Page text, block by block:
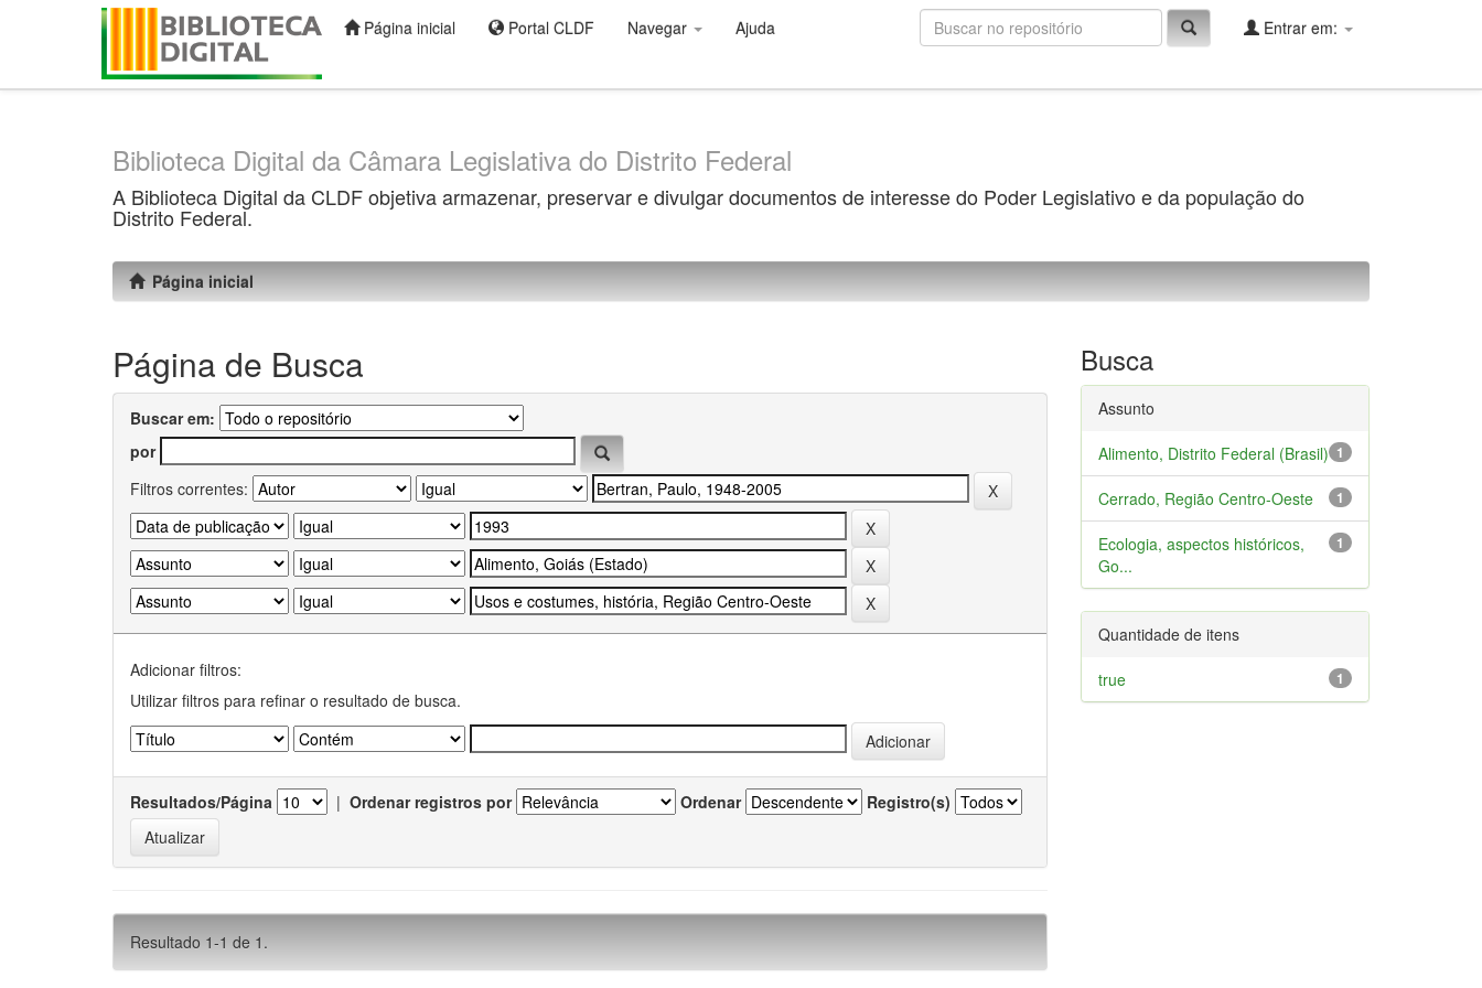
Página inicial Portal CLDF Navegar Ajuda Entrar em:
Biblioteca Digital da Câmara Legislativa do Distrito Federal
A Biblioteca Digital da CLDF objetiva armazenar, preservar e divulgar documentos de interesse do Poder Legislativo e da população do
Distrito Federal.
Página inicial
Página de Busca
Buscar em:
por
Filtros correntes:
Adicionar filtros:
Utilizar filtros para refinar o resultado de busca.
Resultados/Página | Ordenar registros por Ordenar Registro(s)
Resultado 1-1 de 1.
Busca
Assunto
1
Alimento, Distrito Federal (Brasil)
1
Cerrado, Região Centro-Oeste
1
Ecologia, aspectos históricos,
Go...
Quantidade de itens
1
true